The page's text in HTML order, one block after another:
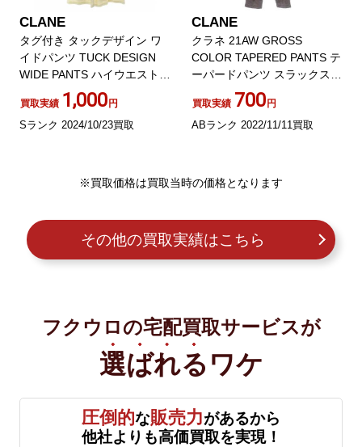
CLANE
タグ付き タックデザイン ワ
イドパンツ TUCK DESIGN
WIDE PANTS ハイウエスト 1
S アイボリー 14110-7272
買取実績 1,000円
Sランク 2024/10/23買取
CLANE
クラネ 21AW GROSS
COLOR TAPERED PANTS テ
ーパードパンツ スラックス
ジップフライ 2 紫 パープル
買取実績 700円
ABランク 2022/11/11買取
※買取価格は買取当時の価格となります
その他の買取実績はこちら
フクウロの宅配買取サービスが
選ばれる ワケ
圧倒的な販売力があるから
他社よりも高価買取を実現！